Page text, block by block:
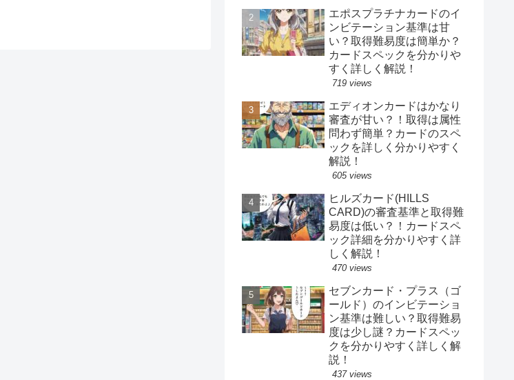
エポスプラチナカードのイ
ンビテーション基準は甘
い？取得難易度は簡単か？
カードスペックを分かりや
すく詳しく解説！
719 views
エディオンカードはかなり
審査が甘い？！取得は属性
問わず簡単？カードのスペ
ックを詳しく分かりやすく
解説！
605 views
ヒルズカード(HILLS
CARD)の審査基準と取得難
易度は低い？！カードスペ
ック詳細を分かりやすく詳
しく解説！
470 views
セブンカード・プラス（ゴ
ールド）のインビテーショ
ン基準は難しい？取得難易
度は少し謎？カードスペッ
クを分かりやすく詳しく解
説！
437 views